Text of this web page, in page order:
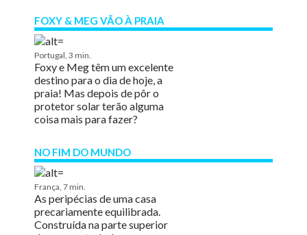
FOXY & MEG VÃO À PRAIA
Portugal, 3 min.
Foxy e Meg têm um excelente
destino para o dia de hoje, a
praia! Mas depois de pôr o
protetor solar terão alguma
coisa mais para fazer?
NO FIM DO MUNDO
França, 7 min.
As peripécias de uma casa
precariamente equilibrada.
Construída na parte superior